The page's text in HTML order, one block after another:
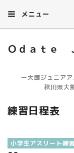
メニュー
Ｏｄａｔｅ
ー大館ジュニア
秋田県大
練習日程表
小学生アスリート練